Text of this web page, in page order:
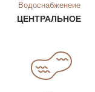
Водоснабженеие
ЦЕНТРАЛЬНОЕ